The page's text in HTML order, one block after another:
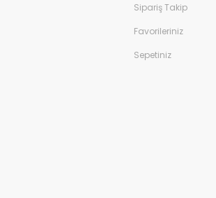
Sipariş Takip
Favorileriniz
Sepetiniz